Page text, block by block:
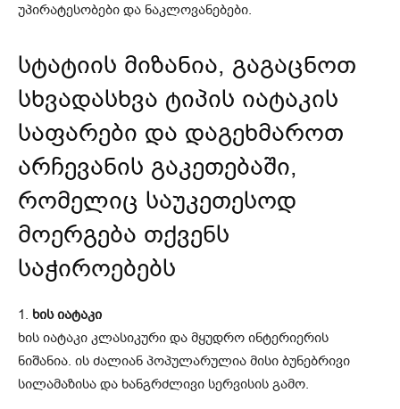
უპირატესობები და ნაკლოვანებები.
სტატიის მიზანია, გაგაცნოთ
სხვადასხვა ტიპის იატაკის
საფარები და დაგეხმაროთ
არჩევანის გაკეთებაში,
რომელიც საუკეთესოდ
მოერგება თქვენს
საჭიროებებს
1. ხის იატაკი
ხის იატაკი კლასიკური და მყუდრო ინტერიერის
ნიშანია. ის ძალიან პოპულარულია მისი ბუნებრივი
სილამაზისა და ხანგრძლივი სერვისის გამო.